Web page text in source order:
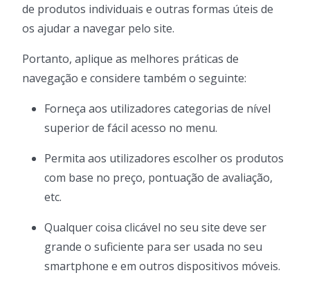
de produtos individuais e outras formas úteis de
os ajudar a navegar pelo site.
Portanto, aplique as melhores práticas de
navegação e considere também o seguinte:
Forneça aos utilizadores categorias de nível
superior de fácil acesso no menu.
Permita aos utilizadores escolher os produtos
com base no preço, pontuação de avaliação,
etc.
Qualquer coisa clicável no seu site deve ser
grande o suficiente para ser usada no seu
smartphone e em outros dispositivos móveis.